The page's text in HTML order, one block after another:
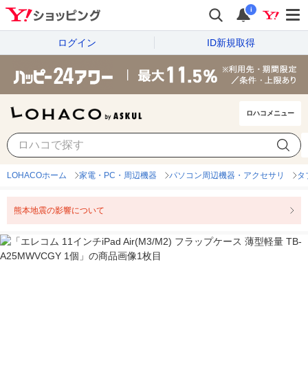
i
ログイン ID新規取得
ロハコメニュー
LOHACOホーム 家電・PC・周辺機器 パソコン周辺機器・アクセサリ タ
熊本地震の影響について